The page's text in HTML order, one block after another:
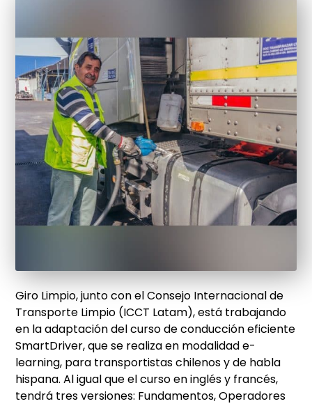
Giro Limpio, junto con el Consejo Internacional de
Transporte Limpio (ICCT Latam), está trabajando
en la adaptación del curso de conducción eficiente
SmartDriver, que se realiza en modalidad e-
learning, para transportistas chilenos y de habla
hispana. Al igual que el curso en inglés y francés,
tendrá tres versiones: Fundamentos, Operadores